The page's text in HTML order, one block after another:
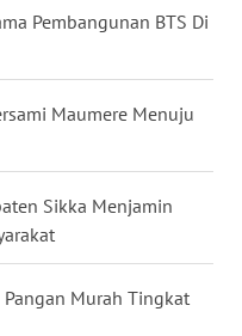
Pembangunan BTS Di
Maumere Menuju
Sikka Menjamin
Murah Tingkat